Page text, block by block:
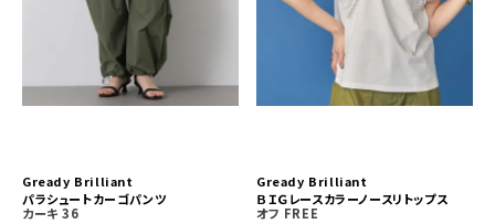
Gready Brilliant
パラシュートカーゴパンツ
カーキ 36
Gready Brilliant
ＢＩＧレースカラーノースリトップス
オフ FREE